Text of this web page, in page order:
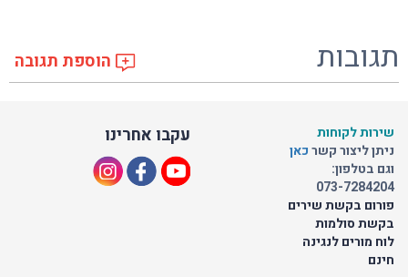
תגובות הוספת תגובה
עקבו אחרינו
שירות לקוחות
ניתן ליצור קשרכאן
וגם בטלפון:
073-7284204
פורום בקשת שירים
בקשת סולמות
לוח מורים לנגינה
חינם